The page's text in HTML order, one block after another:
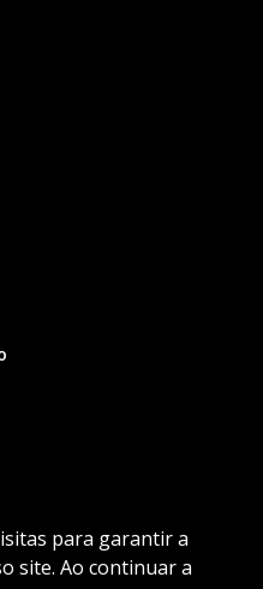
para garantir a
site. Ao continuar a
Sistemas